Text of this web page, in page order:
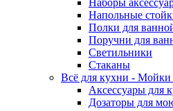
Наборы
Напольные
Полки для
Поручни для
Светильники
Стаканы
Всё для кухни - Мойки
Аксессуары для
Дозаторы для